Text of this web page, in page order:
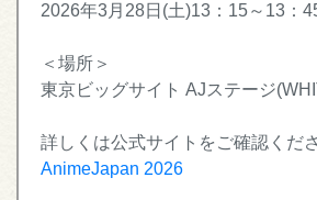
2026年3月28日(土)13：15～13：
＜場所＞
東京ビッグサイト AJステージ
詳しくは公式サイトをご確認くださ
AnimeJapan 2026